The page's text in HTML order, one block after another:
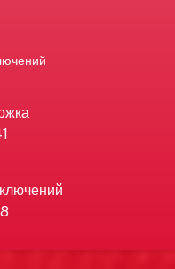
и
Москве